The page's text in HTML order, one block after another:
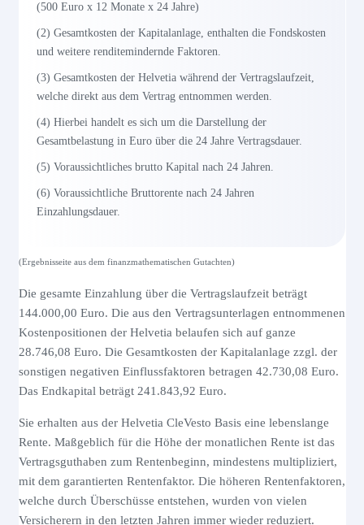
(500 Euro x 12 Monate x 24 Jahre)
(2) Gesamtkosten der Kapitalanlage, enthalten die Fondskosten
und weitere renditemindernde Faktoren.
(3) Gesamtkosten der Helvetia während der Vertragslaufzeit,
welche direkt aus dem Vertrag entnommen werden.
(4) Hierbei handelt es sich um die Darstellung der
Gesamtbelastung in Euro über die 24 Jahre Vertragsdauer.
(5) Voraussichtliches brutto Kapital nach 24 Jahren.
(6) Voraussichtliche Bruttorente nach 24 Jahren
Einzahlungsdauer.
(Ergebnisseite aus dem finanzmathematischen Gutachten)
Die gesamte Einzahlung über die Vertragslaufzeit beträgt
144.000,00 Euro. Die aus den Vertragsunterlagen entnommenen
Kostenpositionen der Helvetia belaufen sich auf ganze
28.746,08 Euro. Die Gesamtkosten der Kapitalanlage zzgl. der
sonstigen negativen Einflussfaktoren betragen 42.730,08 Euro.
Das Endkapital beträgt 241.843,92 Euro.
Sie erhalten aus der Helvetia CleVesto Basis eine lebenslange
Rente. Maßgeblich für die Höhe der monatlichen Rente ist das
Vertragsguthaben zum Rentenbeginn, mindestens multipliziert,
mit dem garantierten Rentenfaktor. Die höheren Rentenfaktoren,
welche durch Überschüsse entstehen, wurden von vielen
Versicherern in den letzten Jahren immer wieder reduziert.